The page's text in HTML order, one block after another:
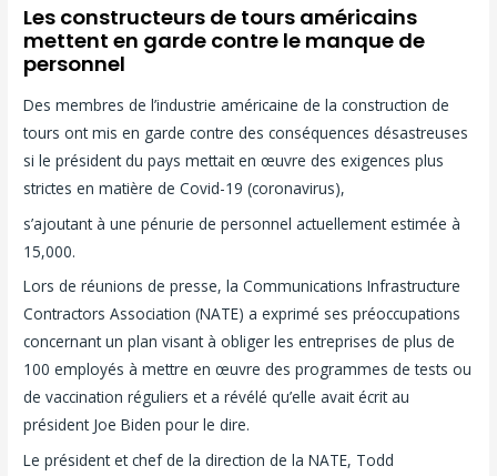
Les constructeurs de tours américains
mettent en garde contre le manque de
personnel
Des membres de l’industrie américaine de la construction de
tours ont mis en garde contre des conséquences désastreuses
si le président du pays mettait en œuvre des exigences plus
strictes en matière de Covid-19 (coronavirus),
s’ajoutant à une pénurie de personnel actuellement estimée à
15,000.
Lors de réunions de presse, la Communications Infrastructure
Contractors Association (NATE) a exprimé ses préoccupations
concernant un plan visant à obliger les entreprises de plus de
100 employés à mettre en œuvre des programmes de tests ou
de vaccination réguliers et a révélé qu’elle avait écrit au
président Joe Biden pour le dire.
Le président et chef de la direction de la NATE, Todd